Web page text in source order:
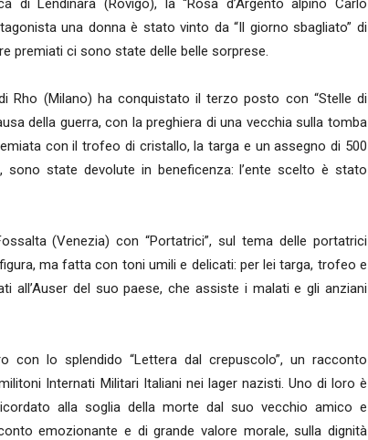
di Lendinara (Rovigo), la “Rosa d’Argento alpino Carlo
una donna è stato vinto da “Il giorno sbagliato” di
premiati ci sono state delle belle sorprese.
Rho (Milano) ha conquistato il terzo posto con “Stelle di
della guerra, con la preghiera di una vecchia sulla tomba
con il trofeo di cristallo, la targa e un assegno di 500
state devolute in beneficenza: l’ente scelto è stato
(Venezia) con “Portatrici”, sul tema delle portatrici
ma fatta con toni umili e delicati: per lei targa, trofeo e
all’Auser del suo paese, che assiste i malati e gli anziani
con lo splendido “Lettera dal crepuscolo”, un racconto
Internati Militari Italiani nei lager nazisti. Uno di loro è
alla soglia della morte dal suo vecchio amico e
emozionante e di grande valore morale, sulla dignità